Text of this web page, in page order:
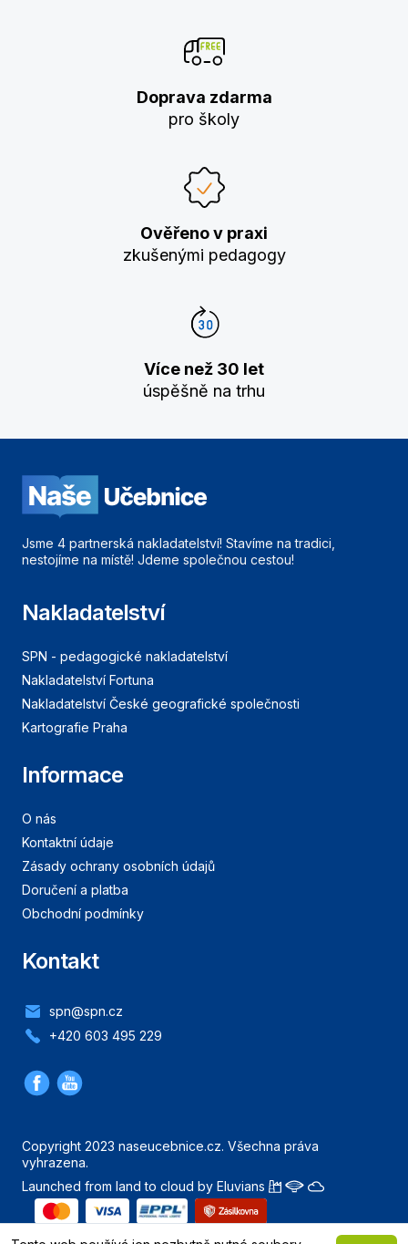
Doprava zdarma
pro školy
Ověřeno v praxi
zkušenými pedagogy
Více než 30 let
úspěšně na trhu
Jsme 4 partnerská nakladatelství! Stavíme na tradici,
nestojíme na místě! Jdeme společnou cestou!
Nakladatelství
SPN - pedagogické nakladatelství
Nakladatelství Fortuna
Nakladatelství České geografické společnosti
Kartografie Praha
Informace
O nás
Kontaktní údaje
Zásady ochrany osobních údajů
Doručení a platba
Obchodní podmínky
Kontakt
spn@spn.cz
+420 603 495 229
Copyright 2023 naseucebnice.cz. Všechna práva
vyhrazena.
Launched from land to cloud by Eluvians